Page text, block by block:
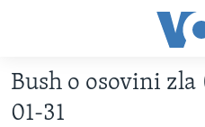
glavni
sadržaj
Bush o osovini
01-31